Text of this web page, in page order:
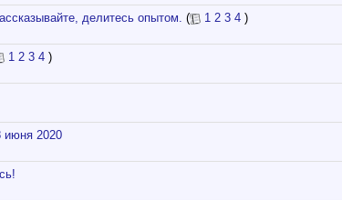
делитесь опытом. ( 1 2 3 4 )
1 2 3 4 )
июня 2020